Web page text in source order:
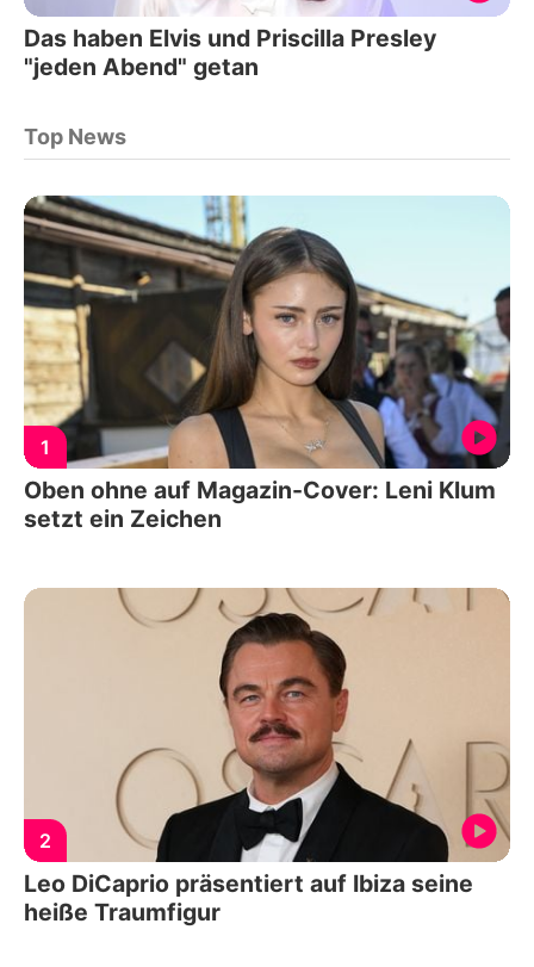
Das haben Elvis und Priscilla Presley
"jeden Abend" getan
Top News
1
Oben ohne auf Magazin-Cover: Leni Klum
setzt ein Zeichen
2
Leo DiCaprio präsentiert auf Ibiza seine
heiße Traumfigur